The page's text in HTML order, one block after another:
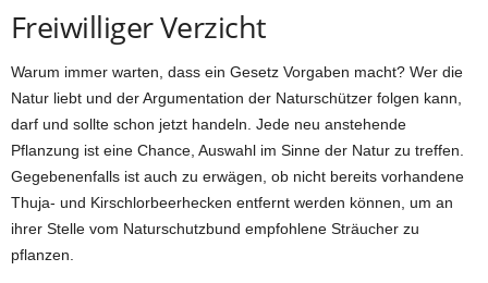
Freiwilliger Verzicht
Warum immer warten, dass ein Gesetz Vorgaben macht? Wer die
Natur liebt und der Argumentation der Naturschützer folgen kann,
darf und sollte schon jetzt handeln. Jede neu anstehende
Pflanzung ist eine Chance, Auswahl im Sinne der Natur zu treffen.
Gegebenenfalls ist auch zu erwägen, ob nicht bereits vorhandene
Thuja- und Kirschlorbeerhecken entfernt werden können, um an
ihrer Stelle vom Naturschutzbund empfohlene Sträucher zu
pflanzen.